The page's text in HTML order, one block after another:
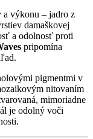
a výkonu – jadro z
damaškovej
a odolnosť proti
pripomína
pigmentmi v
nitovaním
mimoriadne
je odolný voči